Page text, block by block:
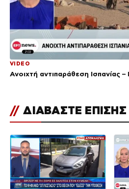
VIDEO
Ανοιχτή αντιπαράθεση Ισπανίας –
// ΔΙΑΒΑΣΤΕ ΕΠΙΣΗΣ